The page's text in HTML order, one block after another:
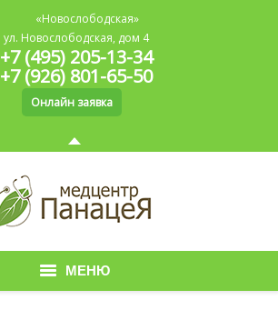
«Новослободская»
ул. Новослободская, дом 4
+7 (495) 205-13-34
+7 (926) 801-65-50
Онлайн заявка
МЕНЮ